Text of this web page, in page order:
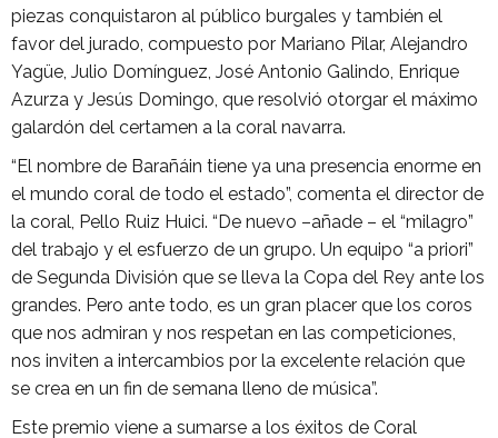
piezas conquistaron al público burgales y también el
favor del jurado, compuesto por Mariano Pilar, Alejandro
Yagüe, Julio Domínguez, José Antonio Galindo, Enrique
Azurza y Jesús Domingo, que resolvió otorgar el máximo
galardón del certamen a la coral navarra.
“El nombre de Barañáin tiene ya una presencia enorme en
el mundo coral de todo el estado”, comenta el director de
la coral, Pello Ruiz Huici. “De nuevo –añade – el “milagro”
del trabajo y el esfuerzo de un grupo. Un equipo “a priori”
de Segunda División que se lleva la Copa del Rey ante los
grandes. Pero ante todo, es un gran placer que los coros
que nos admiran y nos respetan en las competiciones,
nos inviten a intercambios por la excelente relación que
se crea en un fin de semana lleno de música”.
Este premio viene a sumarse a los éxitos de Coral